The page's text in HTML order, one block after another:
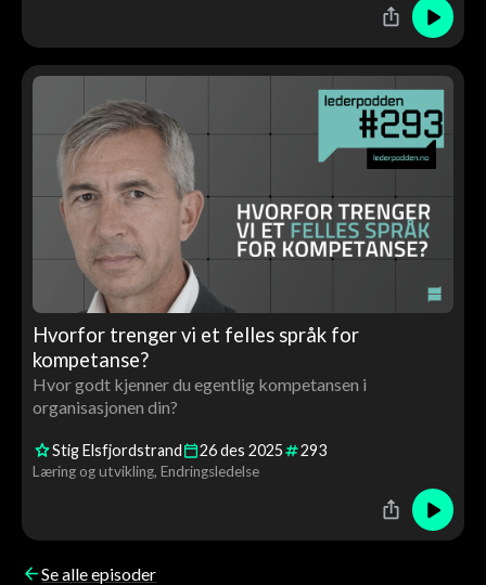
Hvorfor trenger vi et felles språk for
kompetanse?
Hvor godt kjenner du egentlig kompetansen i
organisasjonen din?
Stig Elsfjordstrand 26des 2025 293
Læring og utvikling Endringsledelse
Se alle episoder